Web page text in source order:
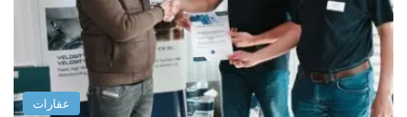
عقارات